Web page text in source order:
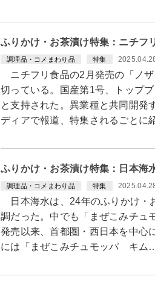
ふりかけ・お茶漬け特集：ニチ
調理品・コメまわり品 特集
ニチフリ食品の2月発売の「ノ
切っている。国産第1号、トップ
と支持された。異業種と共同開発
ディアで報道、特集されるごとに
ふりかけ・お茶漬け特集：日本
調理品・コメまわり品 特集
日本海水は、24年のふりかけ・
調だった。中でも「まぜこみチュ
発売以来、首都圏・西日本を中心
には「まぜこみチュモッパ キム